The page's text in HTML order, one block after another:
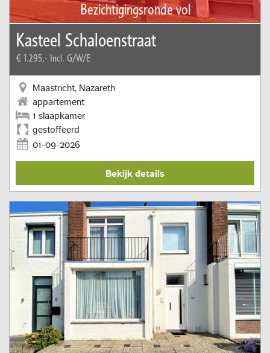
Bezichtigingsronde vol
Kasteel Schaloenstraat
€ 1.295,- Incl. G/W/E
Maastricht, Nazareth
appartement
1 slaapkamer
gestoffeerd
01-09-2026
Bekijk details